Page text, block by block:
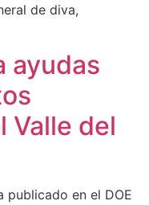
de diva,
ayudas
Valle del
publicado en el DOE